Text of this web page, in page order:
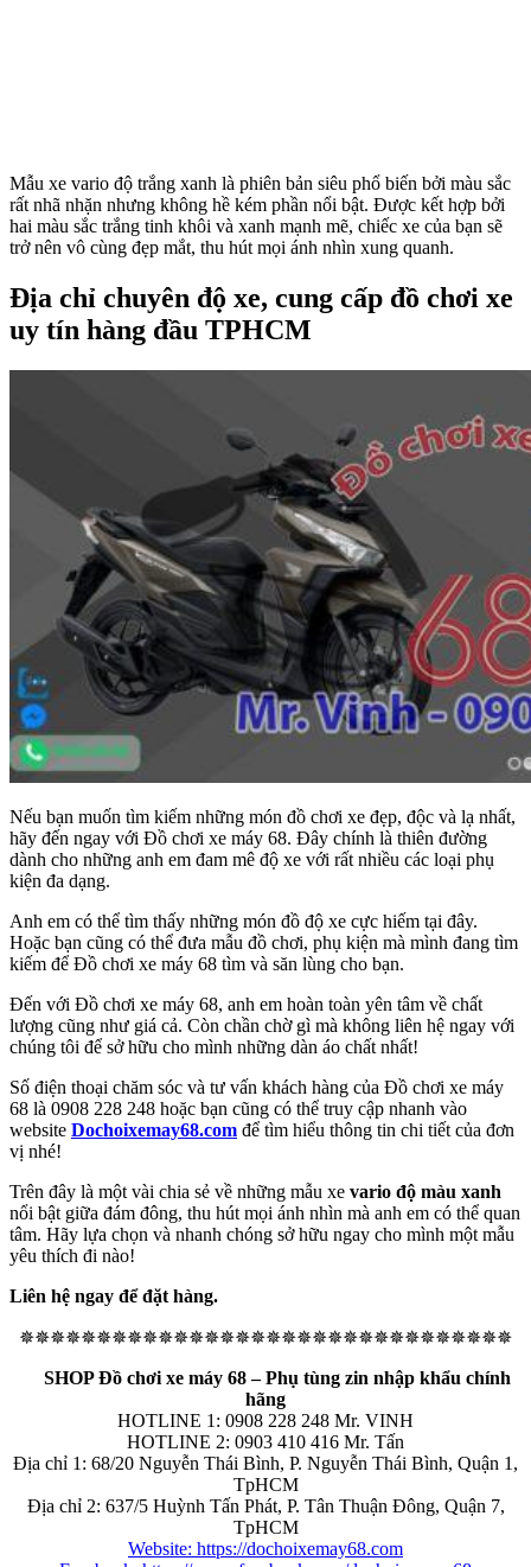
Mẫu xe vario độ trắng xanh là phiên bản siêu phổ biến bởi màu sắc
rất nhã nhặn nhưng không hề kém phần nổi bật. Được kết hợp bởi
hai màu sắc trắng tinh khôi và xanh mạnh mẽ, chiếc xe của bạn sẽ
trở nên vô cùng đẹp mắt, thu hút mọi ánh nhìn xung quanh.
Địa chỉ chuyên độ xe, cung cấp đồ chơi xe
uy tín hàng đầu TPHCM
Nếu bạn muốn tìm kiếm những món đồ chơi xe đẹp, độc và lạ nhất,
hãy đến ngay với Đồ chơi xe máy 68. Đây chính là thiên đường
dành cho những anh em đam mê độ xe với rất nhiều các loại phụ
kiện đa dạng.
Anh em có thể tìm thấy những món đồ độ xe cực hiếm tại đây.
Hoặc bạn cũng có thể đưa mẫu đồ chơi, phụ kiện mà mình đang tìm
kiếm để Đồ chơi xe máy 68 tìm và săn lùng cho bạn.
Đến với Đồ chơi xe máy 68, anh em hoàn toàn yên tâm về chất
lượng cũng như giá cả. Còn chần chờ gì mà không liên hệ ngay với
chúng tôi để sở hữu cho mình những dàn áo chất nhất!
Số điện thoại chăm sóc và tư vấn khách hàng của Đồ chơi xe máy
68 là 0908 228 248 hoặc bạn cũng có thể truy cập nhanh vào
website Dochoixemay68.com để tìm hiểu thông tin chi tiết của đơn
vị nhé!
Trên đây là một vài chia sẻ về những mẫu xe vario độ màu xanh
nổi bật giữa đám đông, thu hút mọi ánh nhìn mà anh em có thể quan
tâm. Hãy lựa chọn và nhanh chóng sở hữu ngay cho mình một mẫu
yêu thích đi nào!
Liên hệ ngay để đặt hàng.
✵✵✵✵✵✵✵✵✵✵✵✵✵✵✵✵✵✵✵✵✵✵✵✵✵✵✵✵✵✵✵✵
SHOP Đồ chơi xe máy 68 – Phụ tùng zin nhập khẩu chính
hãng
HOTLINE 1: 0908 228 248 Mr. VINH
HOTLINE 2: 0903 410 416 Mr. Tấn
Địa chỉ 1: 68/20 Nguyễn Thái Bình, P. Nguyễn Thái Bình, Quận 1,
TpHCM
Địa chỉ 2: 637/5 Huỳnh Tấn Phát, P. Tân Thuận Đông, Quận 7,
TpHCM
Website: https://dochoixemay68.com